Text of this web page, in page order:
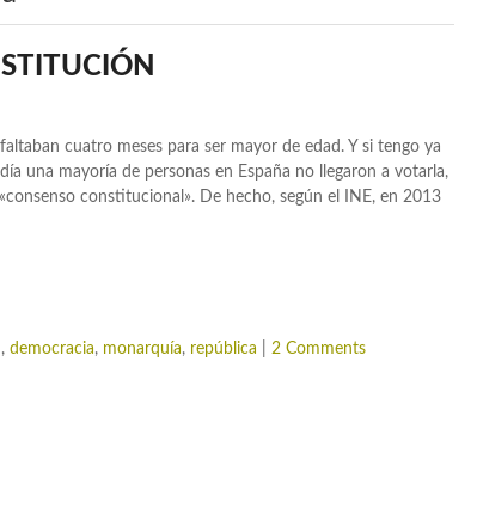
cuatro meses para ser mayor de edad. Y si tengo ya
una mayoría de personas en España no llegaron a votarla,
constitucional». De hecho, según el INE, en 2013
, democracia, monarquía, república 2 Comments